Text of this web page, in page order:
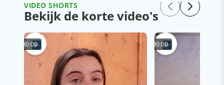
VIDEO SHORTS
Bekijk de korte video's
00:00 00:00